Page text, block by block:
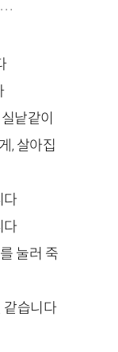
낱같이
, 살아집
다
다
눌러 죽
같습니다